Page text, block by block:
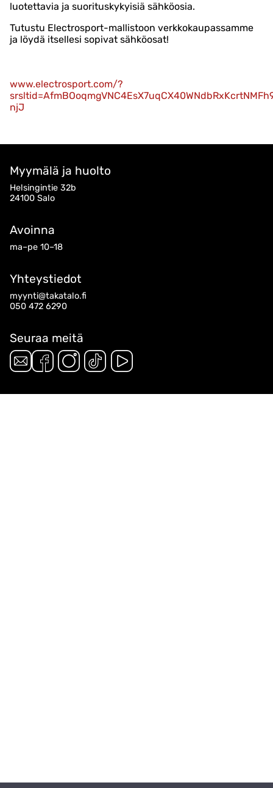
luotettavia ja suorituskykyisiä sähköosia.
Tutustu Electrosport-mallistoon verkkokaupassamme
ja löydä itsellesi sopivat sähköosat!
www.electrosport.com/?
njJ
Myymälä ja huolto
Helsingintie 32b
24100 Salo
Avoinna
ma–pe 10–18
Yhteystiedot
myynti@takatalo.fi
050 472 6290
Seuraa meitä